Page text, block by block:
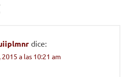
dice:
a las 10:21 am